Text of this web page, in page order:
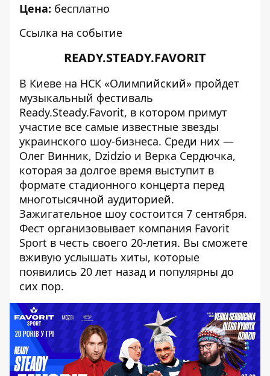
Цена: бесплатно
Ссылка на событие
READY.STEADY.FAVORIT
В Киеве на НСК «Олимпийский» пройдет
музыкальный фестиваль
Ready.Steady.Favorit, в котором примут
участие все самые известные звезды
украинского шоу-бизнеса. Среди них —
Олег Винник, Dzidzio и Верка Сердючка,
которая за долгое время выступит в
формате стадионного концерта перед
многотысячной аудиторией.
Зажигательное шоу состоится 7 сентября.
Фест организовывает компания Favorit
Sport в честь своего 20-летия. Вы сможете
вживую услышать хиты, которые
появились 20 лет назад и популярны до
сих пор.